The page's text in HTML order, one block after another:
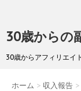
30歳からの
30歳からアフィリエイ
ホーム > 収入報告 >